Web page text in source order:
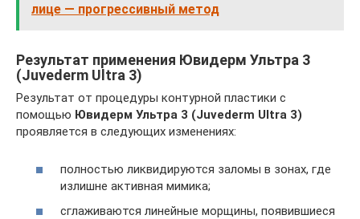
лице — прогрессивный метод
Результат применения Ювидерм Ультра 3
(Juvederm Ultra 3)
Результат от процедуры контурной пластики с
помощью Ювидерм Ультра 3 (Juvederm Ultra 3)
проявляется в следующих изменениях:
полностью ликвидируются заломы в зонах, где
излишне активная мимика;
сглаживаются линейные морщины, появившиеся